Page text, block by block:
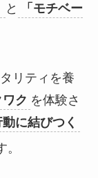
と
「モチベー
リティを養
ワク を体験さ
に結びつく